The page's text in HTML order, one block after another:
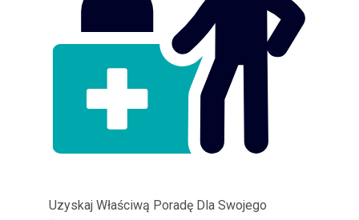
Uzyskaj Właściwą Poradę Dla Swojego